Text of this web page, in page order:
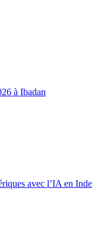
à Ibadan
avec l’IA en Inde